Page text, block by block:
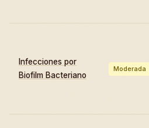
Infecciones por
Biofilm Bacteriano
Moderada